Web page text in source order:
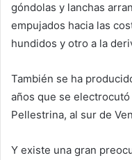
góndolas y lanchas
empujados hacia las
hundidos y otro a la
También se ha
años que se
Pellestrina, al sur de
Y existe una gran